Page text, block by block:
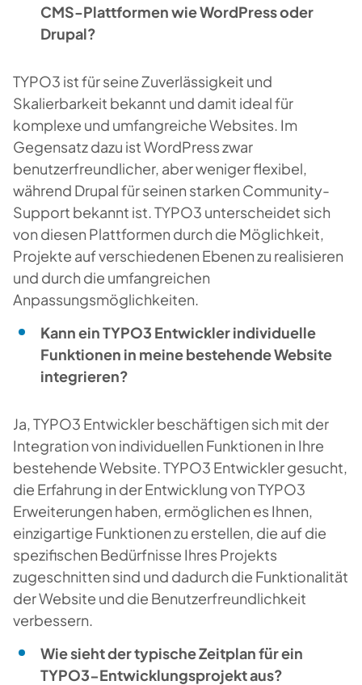
CMS-Plattformen wie WordPress oder
Drupal?
TYPO3 ist für seine Zuverlässigkeit und
Skalierbarkeit bekannt und damit ideal für
komplexe und umfangreiche Websites. Im
Gegensatz dazu ist WordPress zwar
benutzerfreundlicher, aber weniger flexibel,
während Drupal für seinen starken Community-
Support bekannt ist. TYPO3 unterscheidet sich
von diesen Plattformen durch die Möglichkeit,
Projekte auf verschiedenen Ebenen zu realisieren
und durch die umfangreichen
Anpassungsmöglichkeiten.
Kann ein TYPO3 Entwickler individuelle
Funktionen in meine bestehende Website
integrieren?
Ja, TYPO3 Entwickler beschäftigen sich mit der
Integration von individuellen Funktionen in Ihre
bestehende Website. TYPO3 Entwickler gesucht,
die Erfahrung in der Entwicklung von TYPO3
Erweiterungen haben, ermöglichen es Ihnen,
einzigartige Funktionen zu erstellen, die auf die
spezifischen Bedürfnisse Ihres Projekts
zugeschnitten sind und dadurch die Funktionalität
der Website und die Benutzerfreundlichkeit
verbessern.
Wie sieht der typische Zeitplan für ein
TYPO3-Entwicklungsprojekt aus?